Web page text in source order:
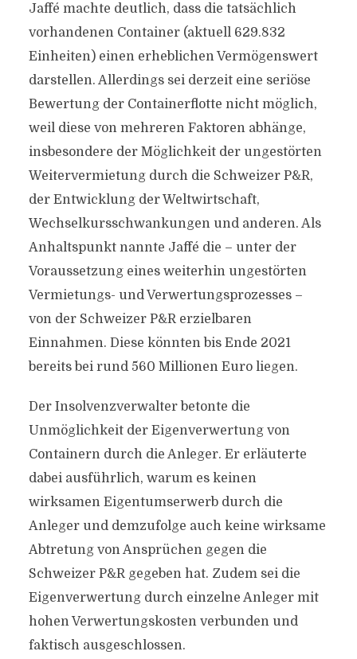
Jaffé machte deutlich, dass die tatsächlich
vorhandenen Container (aktuell 629.832
Einheiten) einen erheblichen Vermögenswert
darstellen. Allerdings sei derzeit eine seriöse
Bewertung der Containerflotte nicht möglich,
weil diese von mehreren Faktoren abhänge,
insbesondere der Möglichkeit der ungestörten
Weitervermietung durch die Schweizer P&R,
der Entwicklung der Weltwirtschaft,
Wechselkursschwankungen und anderen. Als
Anhaltspunkt nannte Jaffé die – unter der
Voraussetzung eines weiterhin ungestörten
Vermietungs- und Verwertungsprozesses –
von der Schweizer P&R erzielbaren
Einnahmen. Diese könnten bis Ende 2021
bereits bei rund 560 Millionen Euro liegen.
Der Insolvenzverwalter betonte die
Unmöglichkeit der Eigenverwertung von
Containern durch die Anleger. Er erläuterte
dabei ausführlich, warum es keinen
wirksamen Eigentumserwerb durch die
Anleger und demzufolge auch keine wirksame
Abtretung von Ansprüchen gegen die
Schweizer P&R gegeben hat. Zudem sei die
Eigenverwertung durch einzelne Anleger mit
hohen Verwertungskosten verbunden und
faktisch ausgeschlossen.